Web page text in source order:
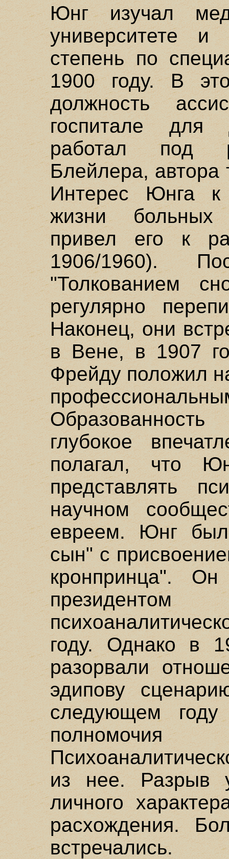
Юнг изучал
университете и
степень по
1900 году. В
должность
госпитале для
работал под
Блейлера,
Интерес Юнга к
жизни больных
привел его к
1906/1960).
"Толкованием
регулярно
Наконец, они
в Вене, в 1907
Фрейду положил
глубокое
полагал, что
представлять
научном
евреем. Юнг
сын" с
кронпринца".
году. Однако в
разорвали
эдипову
следующем
из нее. Разрыв
личного
расхождения.
встречались.